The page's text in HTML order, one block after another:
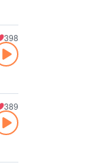
398
389